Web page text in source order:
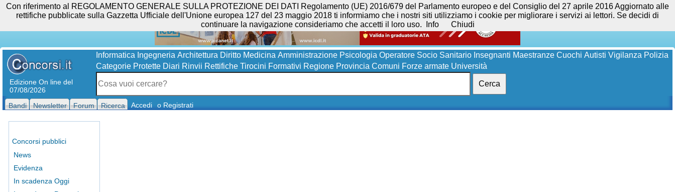
Edizione On line del
07/08/2026
Informatica Ingegneria Architettura Diritto Medicina Amministrazione Psicologia Operatore Socio Sanitario Insegnanti Maestranze Cuochi Autisti Vigilanza Polizia
Categorie Protette Diari Rinvii Rettifiche Tirocini Formativi Regione Provincia Comuni Forze armate Università
Cerca
Bandi Newsletter Forum Ricerca Accedi o Registrati
Concorsi pubblici
News
Evidenza
In scadenza Oggi
Con riferimento al REGOLAMENTO GENERALE SULLA PROTEZIONE DEI DATI Regolamento (UE) 2016/679 del Parlamento europeo e del Consiglio del 27 aprile 2016 Aggiornato alle
rettifiche pubblicate sulla Gazzetta Ufficiale dell'Unione europea 127 del 23 maggio 2018 ti informiamo che i nostri siti utilizziamo i cookie per migliorare i servizi ai lettori. Se decidi di
continuare la navigazione consideriamo che accetti il loro uso.
Info Chiudi